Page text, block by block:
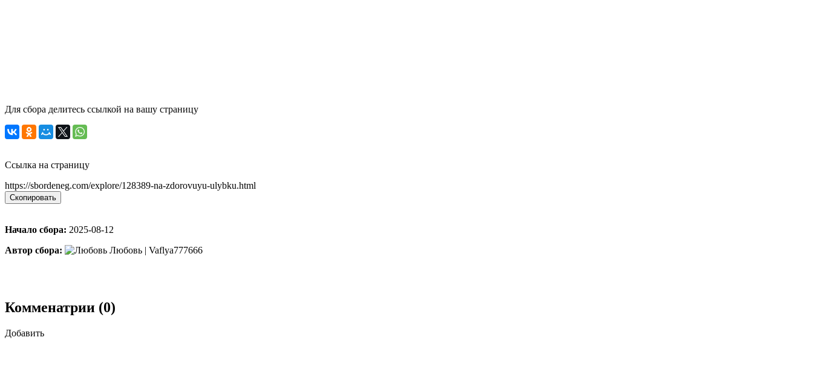
Для сбора делитесь ссылкой на вашу страницу
Ссылка на страницу
https://sbordeneg.com/explore/128389-na-zdorovuyu-ulybku.html
Скопировать
Начало сбора: 2025-08-12
Автор сбора:
Любовь | Vaflya777666
Комменатрии (0)
Добавить